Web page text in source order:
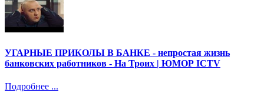
УГАРНЫЕ ПРИКОЛЫ В БАНКЕ - непростая жизнь
банковских работников - На Троих | ЮМОР ICTV
Подробнее ...